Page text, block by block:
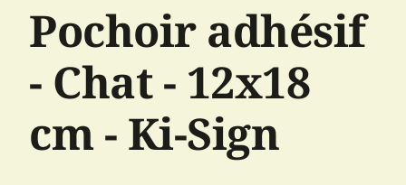
Pochoir adhésif
- Chat - 12x18
cm - Ki-Sign